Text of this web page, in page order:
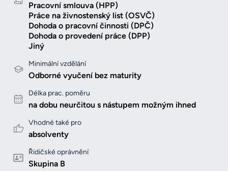
Pracovní smlouva (HPP)
Práce na živnostenský list (OSVČ)
Dohoda o pracovní činnosti (DPČ)
Dohoda o provedení práce (DPP)
Jiný
Minimální vzdělání
Odborné vyučení bez maturity
Délka prac. poměru
na dobu neurčitou s nástupem možným ihned
Vhodné také pro
absolventy
Řidičské oprávnění
Skupina B